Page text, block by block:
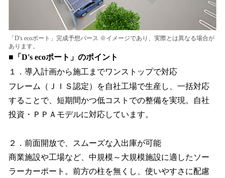
「D's ecoポート」完成予想パース ※イメージであり、実際とは異なる場合が
あります。
■「D's ecoポート」のポイント
１．導入計画から施工までワンストップで対応
フレーム（ＪＩＳ認定）を自社工場で生産し、一括対応
することで、短期間かつ低コストでの整備を実現。自社
投資・ＰＰＡモデルに対応しています。
２．前面開放で、スムーズな入出庫が可能
商業施設や工場など、中規模～大規模施設に適したソー
ラーカーポート。前方の柱を無くし、使いやすさに配慮